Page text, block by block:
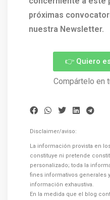
próximas
nuestra Newsletter.
👉 Quiero
Compártelo en
Disclaimer/aviso:
La información provista en
constituye ni pretende
personalizado; toda la
fines informativos generales
información exhaustiva.
En la medida que el blog